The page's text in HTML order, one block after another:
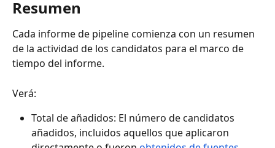
Resumen
Cada informe de pipeline comienza con un resumen
de la actividad de los candidatos para el marco de
tiempo del informe.
Verá:
Total de añadidos: El número de candidatos
añadidos, incluidos aquellos que aplicaron